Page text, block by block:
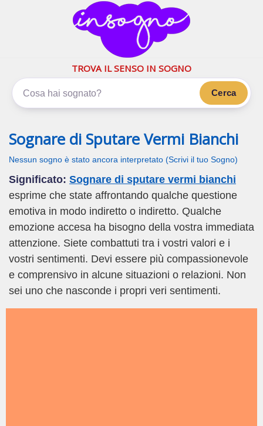
inSogno.com
I sogni significano di piùTROVA IL SENSO IN SOGNO
Cerca
Sognare di Sputare Vermi Bianchi
Nessun sogno è stato ancora interpretato (Scrivi il tuo Sogno)
Significato: Sognare di sputare vermi bianchi
esprime che state affrontando qualche questione
emotiva in modo indiretto o indiretto. Qualche
emozione accesa ha bisogno della vostra immediata
attenzione. Siete combattuti tra i vostri valori e i
vostri sentimenti. Devi essere più compassionevole
e comprensivo in alcune situazioni o relazioni. Non
sei uno che nasconde i propri veri sentimenti.